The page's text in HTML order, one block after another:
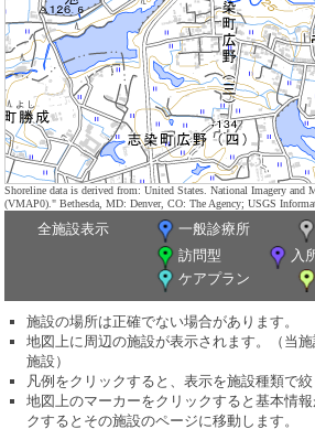
Shoreline data is derived from: United States. National Imagery and
(VMAP0)." Bethesda, MD: Denver, CO: The Agency; USGS
全施設表示 一般診療所
訪問型
入
ケアプラン
施設の場所は正確でない場合があります。
地図上に周辺の施設が表示されます。（当
施設）
凡例をクリックすると、表示を施設種類で絞
地図上のマーカーをクリックすると基本情
クするとその施設のページに移動します。